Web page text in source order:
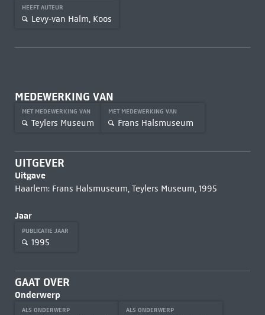
HEEFT AUTEUR
Levy-van Halm, Koos
MEDEWERKING VAN
MET MEDEWERKING VAN
Teylers Museum
MET MEDEWERKING VAN
Frans Halsmuseum
UITGEVER
Uitgave
Haarlem: Frans Halsmuseum, Teylers Museum, 1995
Jaar
PUBLICATIE JAAR
1995
GAAT OVER
Onderwerp
ALS ONDERWERP ALS ONDERWERP